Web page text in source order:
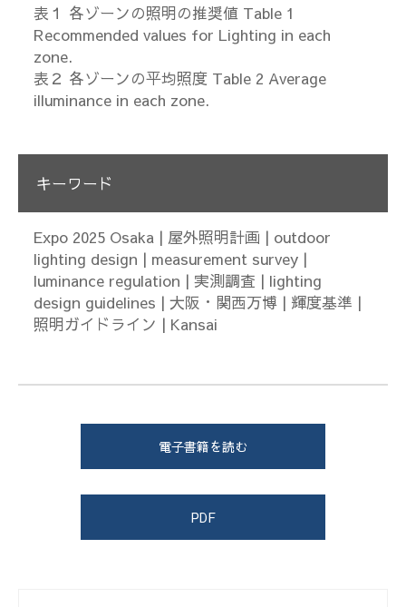
表１ 各ゾーンの照明の推奨値 Table 1
Recommended values for Lighting in each
zone.
表２ 各ゾーンの平均照度 Table 2 Average
illuminance in each zone.
キーワード
Expo 2025 Osaka | 屋外照明計画 | outdoor
lighting design | measurement survey |
luminance regulation | 実測調査 | lighting
design guidelines | 大阪・関西万博 | 輝度基準 |
照明ガイドライン | Kansai
電子書籍を読む
PDF